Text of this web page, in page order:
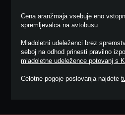
Cena aranžmaja vsebuje eno
spremljevalca na avtobusu.
Mladoletni udeleženci brez
seboj na odhod prinesti pravilno
mladoletne udeležence potovanj s
Celotne pogoje poslovanja najdete